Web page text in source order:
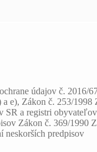
údajov č. 2016/
e), Zákon č. 253/1998
SR a registri
Zákon č. 369/1990
neskorších predpisov